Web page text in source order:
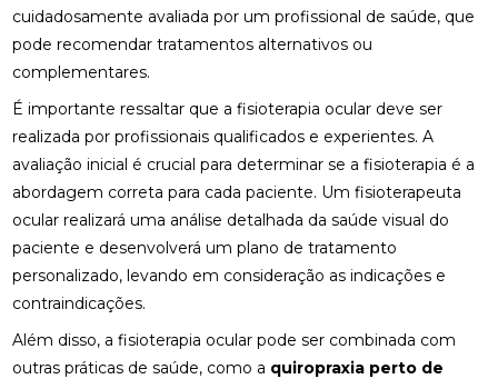
cuidadosamente avaliada por um profissional de saúde, que
pode recomendar tratamentos alternativos ou
complementares.
É importante ressaltar que a fisioterapia ocular deve ser
realizada por profissionais qualificados e experientes. A
avaliação inicial é crucial para determinar se a fisioterapia é a
abordagem correta para cada paciente. Um fisioterapeuta
ocular realizará uma análise detalhada da saúde visual do
paciente e desenvolverá um plano de tratamento
personalizado, levando em consideração as indicações e
contraindicações.
Além disso, a fisioterapia ocular pode ser combinada com
outras práticas de saúde, como a quiropraxia perto de
FISIOTERAPIA OCULAR: BENEFÍCIOS E TÉCNICAS
FISIOTERAPIA OCULAR: BENEFÍCIOS E
FISIOTERAPIA OCULAR: BENEFÍCIOS E
TRATAMENTOS
DOS SEUS OLHOS E AUMENTAR O CONFORTO
VISUAL
FISIOTERAPIA OCULAR: MELHORE SUA VISÃO HOJE!
FISIOTERAPIA OCULAR: MELHORES PRÁTICAS E
BENEFÍCIOS